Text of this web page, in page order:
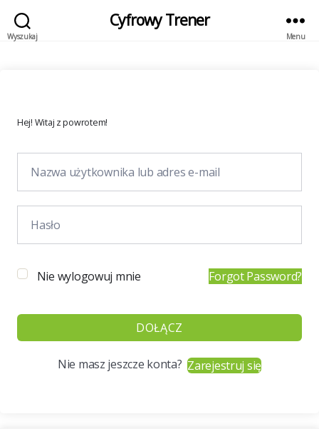
Wyszukaj
Cyfrowy Trener
Menu
Hej! Witaj z powrotem!
Nie wylogowuj mnie Forgot Password?
DOŁĄCZ
Nie masz jeszcze konta?Zarejestruj się